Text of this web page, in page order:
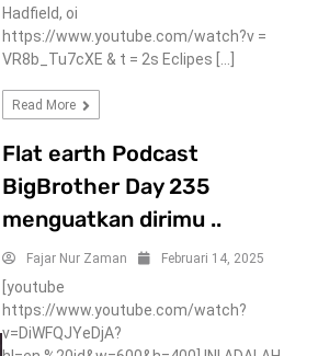
Hadfield, oi
https://www.youtube.com/watch?v =
VR8b_Tu7cXE & t = 2s Eclipes […]
Read More
Flat earth Podcast
BigBrother Day 235
menguatkan dirimu ..
Fajar Nur Zaman Februari 14, 2025
[youtube
https://www.youtube.com/watch?
v=DiWFQJYeDjA?